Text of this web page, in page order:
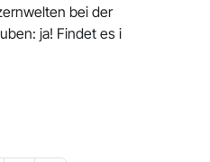
bei der
ja! Findet es i